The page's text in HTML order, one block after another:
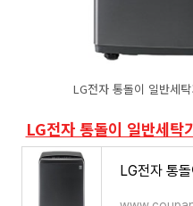
LG전자 통돌이 일반세
LG전자 통돌이 일반세